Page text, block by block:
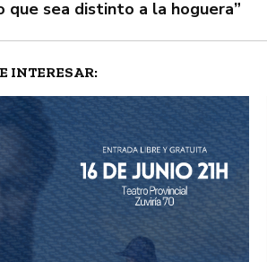
que sea distinto a la hoguera”
INTERESAR: